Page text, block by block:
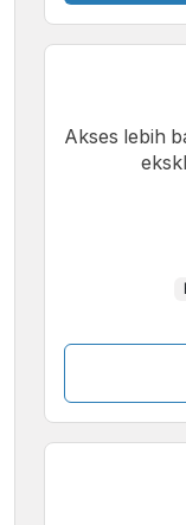
Akses lebih